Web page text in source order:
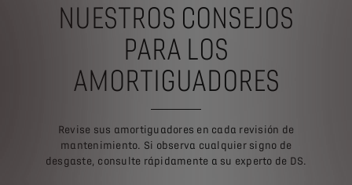
NUESTROS CONSEJOS
PARA LOS
AMORTIGUADORES
Revise sus amortiguadores en cada revisión de
mantenimiento. Si observa cualquier signo de
desgaste, consulte rápidamente a su experto de DS.